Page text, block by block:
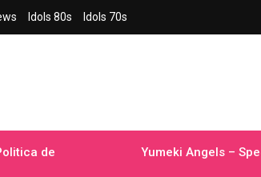
Idols 80s Idols 70s
de Yumeki Angels –